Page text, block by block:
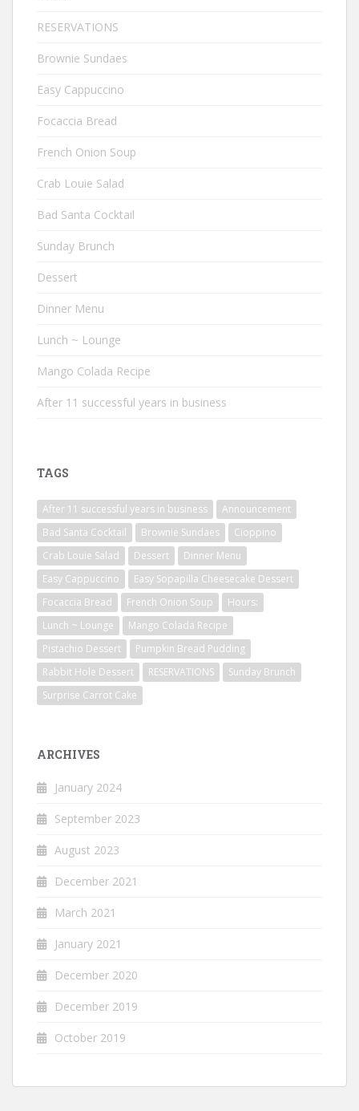
RESERVATIONS
Brownie Sundaes
Easy Cappuccino
Focaccia Bread
French Onion Soup
Crab Louie Salad
Bad Santa Cocktail
Sunday Brunch
Dessert
Dinner Menu
Lunch ~ Lounge
Mango Colada Recipe
After 11 successful years in business
TAGS
After 11 successful years in business
Announcement
Bad Santa Cocktail
Brownie Sundaes
Cioppino
Crab Louie Salad
Dessert
Dinner Menu
Easy Cappuccino
Easy Sopapilla Cheesecake Dessert
Focaccia Bread
French Onion Soup
Hours:
Lunch ~ Lounge
Mango Colada Recipe
Pistachio Dessert
Pumpkin Bread Pudding
Rabbit Hole Dessert
RESERVATIONS
Sunday Brunch
Surprise Carrot Cake
ARCHIVES
January 2024
September 2023
August 2023
December 2021
March 2021
January 2021
December 2020
December 2019
October 2019